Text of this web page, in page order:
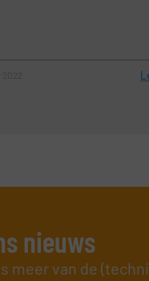
nieuws
meer van de